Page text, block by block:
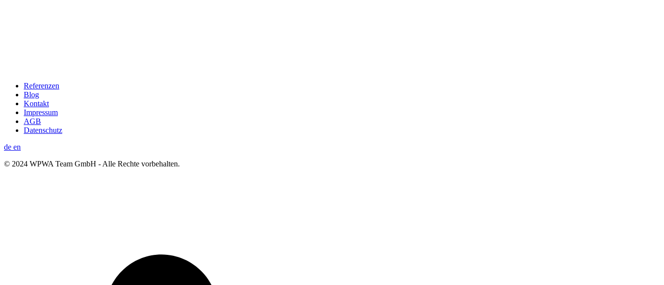
Referenzen
Blog
Kontakt
Impressum
AGB
Datenschutz
de en
© 2024 WPWA Team GmbH - Alle Rechte vorbehalten.